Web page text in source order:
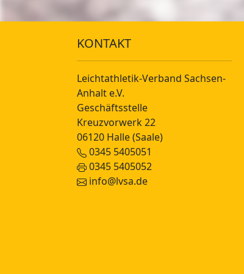
KONTAKT
Leichtathletik-Verband Sachsen-
Anhalt e.V.
Geschäftsstelle
Kreuzvorwerk 22
06120 Halle (Saale)
0345 5405051
0345 5405052
info@lvsa.de